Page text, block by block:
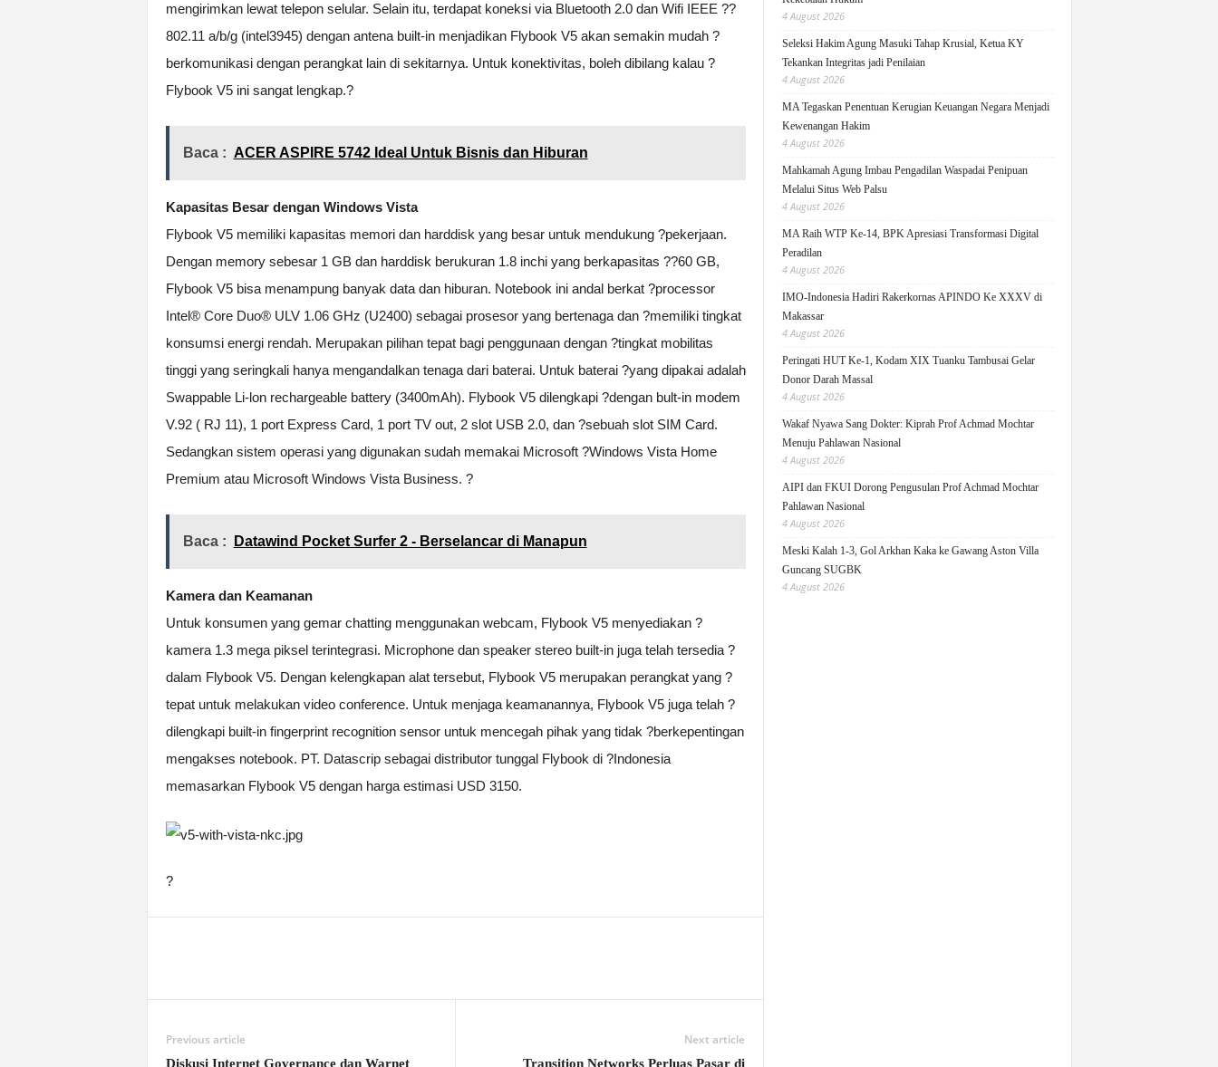
mengirimkan lewat telepon selular. Selain itu, terdapat koneksi via Bluetooth 2.0 dan Wifi IEEE ??
802.11 a/b/g (intel3945) dengan antena built-in menjadikan Flybook V5 akan semakin mudah ?
berkomunikasi dengan perangkat lain di sekitarnya. Untuk konektivitas, boleh dibilang kalau ?
Flybook V5 ini sangat lengkap.?
Baca : ACER ASPIRE 5742 Ideal Untuk Bisnis dan Hiburan
Kapasitas Besar dengan Windows Vista
Flybook V5 memiliki kapasitas memori dan harddisk yang besar untuk mendukung ?pekerjaan.
Dengan memory sebesar 1 GB dan harddisk berukuran 1.8 inchi yang berkapasitas ??60 GB,
Flybook V5 bisa menampung banyak data dan hiburan. Notebook ini andal berkat ?processor
Intel® Core Duo® ULV 1.06 GHz (U2400) sebagai prosesor yang bertenaga dan ?memiliki tingkat
konsumsi energi rendah. Merupakan pilihan tepat bagi penggunaan dengan ?tingkat mobilitas
tinggi yang seringkali hanya mengandalkan tenaga dari baterai. Untuk baterai ?yang dipakai adalah
Swappable Li-lon rechargeable battery (3400mAh). Flybook V5 dilengkapi ?dengan bult-in modem
V.92 ( RJ 11), 1 port Express Card, 1 port TV out, 2 slot USB 2.0, dan ?sebuah slot SIM Card.
Sedangkan sistem operasi yang digunakan sudah memakai Microsoft ?Windows Vista Home
Premium atau Microsoft Windows Vista Business. ?
Baca : Datawind Pocket Surfer 2 - Berselancar di Manapun
Kamera dan Keamanan
Untuk konsumen yang gemar chatting menggunakan webcam, Flybook V5 menyediakan ?
kamera 1.3 mega piksel terintegrasi. Microphone dan speaker stereo built-in juga telah tersedia ?
dalam Flybook V5. Dengan kelengkapan alat tersebut, Flybook V5 merupakan perangkat yang ?
tepat untuk melakukan video conference. Untuk menjaga keamanannya, Flybook V5 juga telah ?
dilengkapi built-in fingerprint recognition sensor untuk mencegah pihak yang tidak ?berkepentingan
mengakses notebook. PT. Datascrip sebagai distributor tunggal Flybook di ?Indonesia
memasarkan Flybook V5 dengan harga estimasi USD 3150.
?
Previous article
Diskusi Internet Governance dan Warnet
Next article
Transition Networks Perluas Pasar di
4 August 2026
Seleksi Hakim Agung Masuki Tahap Krusial, Ketua KY
Tekankan Integritas jadi Penilaian
4 August 2026
MA Tegaskan Penentuan Kerugian Keuangan Negara Menjadi
Kewenangan Hakim
4 August 2026
Mahkamah Agung Imbau Pengadilan Waspadai Penipuan
Melalui Situs Web Palsu
4 August 2026
MA Raih WTP Ke-14, BPK Apresiasi Transformasi Digital
Peradilan
4 August 2026
IMO-Indonesia Hadiri Rakerkornas APINDO Ke XXXV di
Makassar
4 August 2026
Peringati HUT Ke-1, Kodam XIX Tuanku Tambusai Gelar
Donor Darah Massal
4 August 2026
Wakaf Nyawa Sang Dokter: Kiprah Prof Achmad Mochtar
Menuju Pahlawan Nasional
4 August 2026
AIPI dan FKUI Dorong Pengusulan Prof Achmad Mochtar
Pahlawan Nasional
4 August 2026
Meski Kalah 1-3, Gol Arkhan Kaka ke Gawang Aston Villa
Guncang SUGBK
4 August 2026